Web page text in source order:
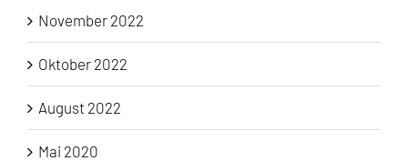
November 2022
Oktober 2022
August 2022
Mai 2020